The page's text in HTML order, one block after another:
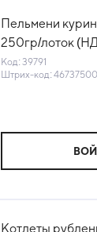
Пельмени
250гр/лоток
Qummy™
Код: 39791
Штрих-код:
Котлеты